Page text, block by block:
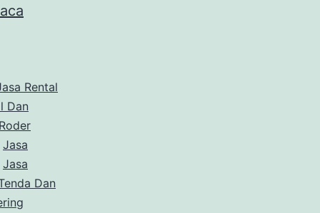
Roder
Event
Bazar
Area
Jakarta
Rental
Dan
Jasa
Jasa
Dan